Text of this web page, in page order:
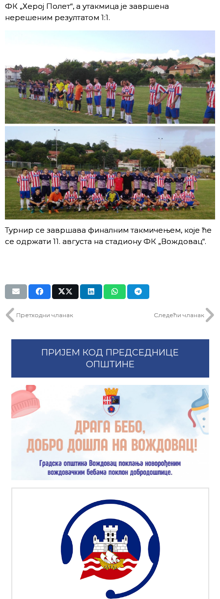
ФК „Херој Полет“, а утакмица је завршена
нерешеним резултатом 1:1.
Турнир се завршава финалним такмичењем, које ће
се одржати 11. августа на стадиону ФК „Вождовац“.
Претходни чланак Следећи чланак
ПРИЈЕМ КОД ПРЕДСЕДНИЦЕ
ОПШТИНЕ